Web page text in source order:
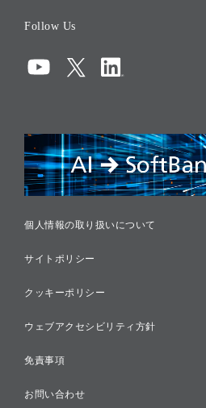
コンプライアンス
リスクマネジメント
税務に対する取り組み
採用情報
Follow Us
個人情報の取り扱いについて
サイトポリシー
クッキーポリシー
ウェブアクセシビリティ方針
免責事項
お問い合わせ